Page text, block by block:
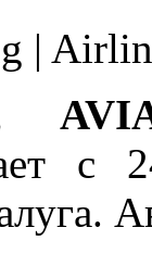
|
с